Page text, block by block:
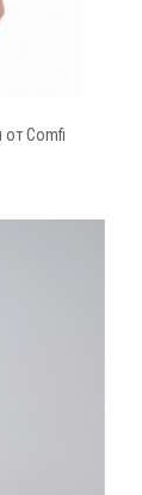
от Comfi